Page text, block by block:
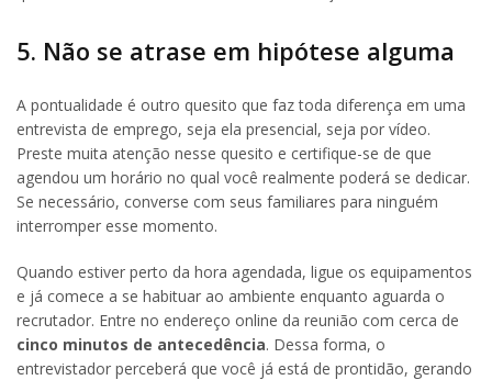
5. Não se atrase em hipótese alguma
A pontualidade é outro quesito que faz toda diferença em uma
entrevista de emprego, seja ela presencial, seja por vídeo.
Preste muita atenção nesse quesito e certifique-se de que
agendou um horário no qual você realmente poderá se dedicar.
Se necessário, converse com seus familiares para ninguém
interromper esse momento.
Quando estiver perto da hora agendada, ligue os equipamentos
e já comece a se habituar ao ambiente enquanto aguarda o
recrutador. Entre no endereço online da reunião com cerca de
cinco minutos de antecedência. Dessa forma, o
entrevistador perceberá que você já está de prontidão, gerando